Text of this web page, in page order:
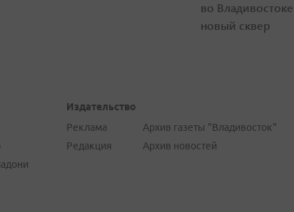
во
новый сквер
Издательство
Реклама
Редакция
Архив газеты "Владивосток"
Архив новостей